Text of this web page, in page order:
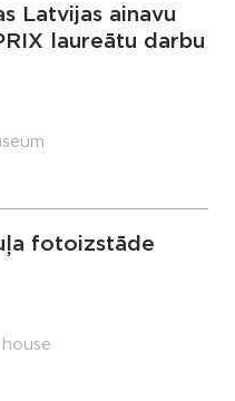
Latvijas ainavu
laureātu darbu
fotoizstāde